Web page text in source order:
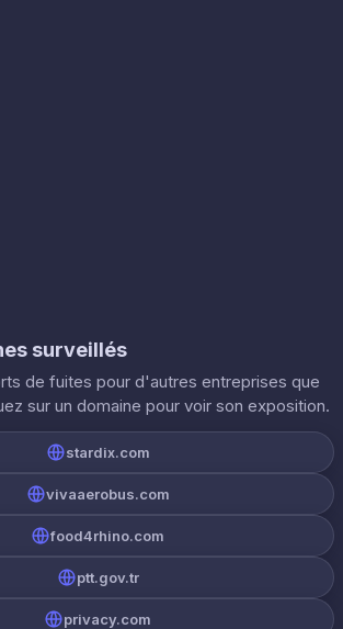
surveillés
de fuites pour d'autres entreprises que
sur un domaine pour voir son exposition.
stardix.com
vivaaerobus.com
food4rhino.com
ptt.gov.tr
privacy.com